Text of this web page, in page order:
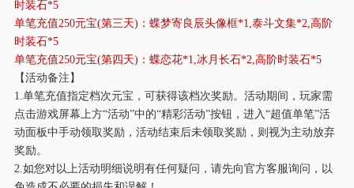
时装石*5
单笔充值250元宝(第三天)：蝶梦寄良辰头像框*1,泰斗文集*2,高阶
时装石*5
单笔充值250元宝(第四天)：蝶恋花*1,冰月长石*2,高阶时装石*5
【活动备注】
1.单笔充值指定档次元宝，可获得该档次奖励。活动期间，玩家需
点击游戏屏幕上方“活动”中的“精彩活动”按钮，进入“超值单笔”活
动面板中手动领取奖励，活动结束后未领取奖励，则视为主动放弃
奖励。
2.如您对以上活动明细说明有任何疑问，请先向官方客服询问，以